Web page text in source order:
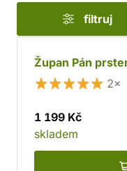
filtruj
Župan Pán
2×
1 199 Kč
skladem